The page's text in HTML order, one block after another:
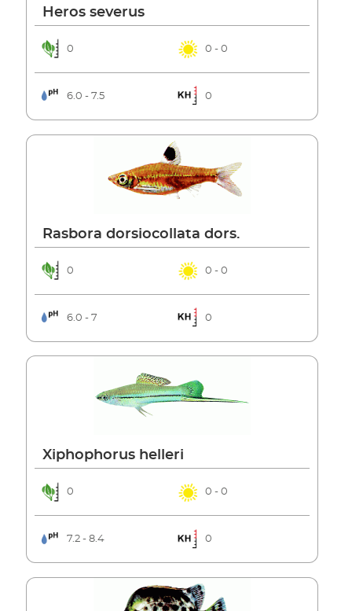
Heros severus
0 0 - 0
6.0 - 7.5 0
Rasbora dorsiocollata dors.
0 0 - 0
6.0 - 7 0
Xiphophorus helleri
0 0 - 0
7.2 - 8.4 0